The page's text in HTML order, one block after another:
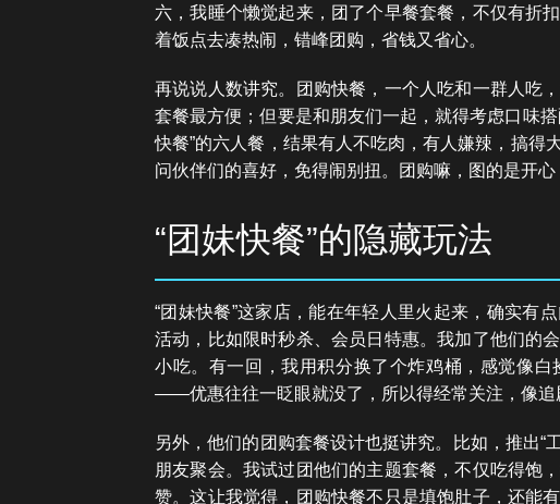
六，我睡个懒觉起来，团了个早餐套餐，不仅有折
着饭点去凑热闹，错峰团购，省钱又省心。
再说说人数讲究。团购快餐，一个人吃和一群人吃
套餐最方便；但要是和朋友们一起，就得考虑口味
快餐”的六人餐，结果有人不吃肉，有人嫌辣，搞得
问伙伴们的喜好，免得闹别扭。团购嘛，图的是开
“团妹快餐”的隐藏玩法
“团妹快餐”这家店，能在年轻人里火起来，确实有
活动，比如限时秒杀、会员日特惠。我加了他们的
小吃。有一回，我用积分换了个炸鸡桶，感觉像
——优惠往往一眨眼就没了，所以得经常关注，像追
另外，他们的团购套餐设计也挺讲究。比如，推出“
朋友聚会。我试过团他们的主题套餐，不仅吃得饱
赞。这让我觉得，团购快餐不只是填饱肚子，还能